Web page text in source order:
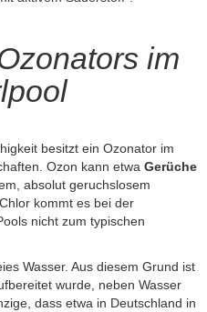
im
besitzt ein Ozonator im
Ozon kann etwa Gerüche
absolut geruchslosem
kommt es bei der
nicht zum typischen
Wasser. Aus diesem Grund ist
wurde, neben Wasser
dass etwa in Deutschland in